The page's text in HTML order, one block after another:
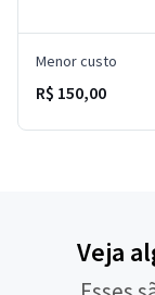
Menor custo
R$ 150,00
Veja